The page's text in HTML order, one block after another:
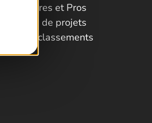
Partenaires et Pros
Porteurs de projets
Labels et classements